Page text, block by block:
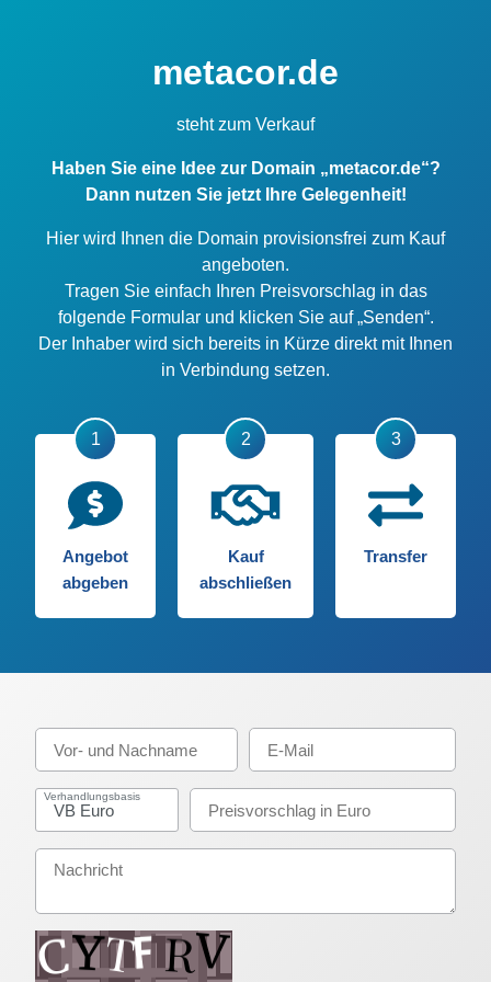
metacor.de
steht zum Verkauf
Haben Sie eine Idee zur Domain „metacor.de“?
Dann nutzen Sie jetzt Ihre Gelegenheit!
Hier wird Ihnen die Domain provisionsfrei zum Kauf
angeboten.
Tragen Sie einfach Ihren Preisvorschlag in das
folgende Formular und klicken Sie auf „Senden“.
Der Inhaber wird sich bereits in Kürze direkt mit Ihnen
in Verbindung setzen.
Angebot
abgeben
Kauf
abschließen
Transfer
Verhandlungsbasis